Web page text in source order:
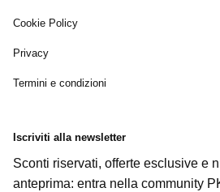
Cookie Policy
Privacy
Termini e condizioni
Iscriviti alla newsletter
Sconti riservati, offerte esclusive e
anteprima: entra nella community